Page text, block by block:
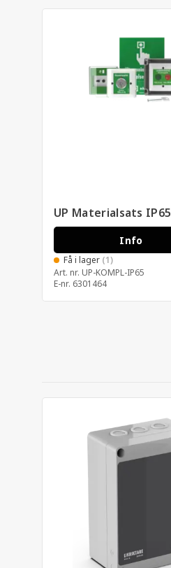
UP Materialsats IP65
Info
Få i lager (1)
Art. nr. UP-KOMPL-IP65
E-nr. 6301464